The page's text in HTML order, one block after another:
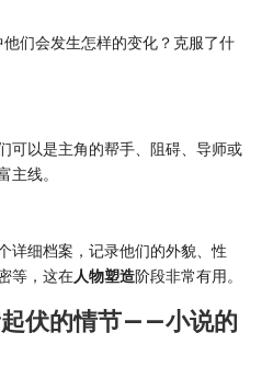
他们会发生怎样的变化？克服了什
可以是主角的帮手、阻碍、导师或
主线。
详细档案，记录他们的外貌、性
等，这在人物塑造阶段非常有用。
伏的情节——小说的